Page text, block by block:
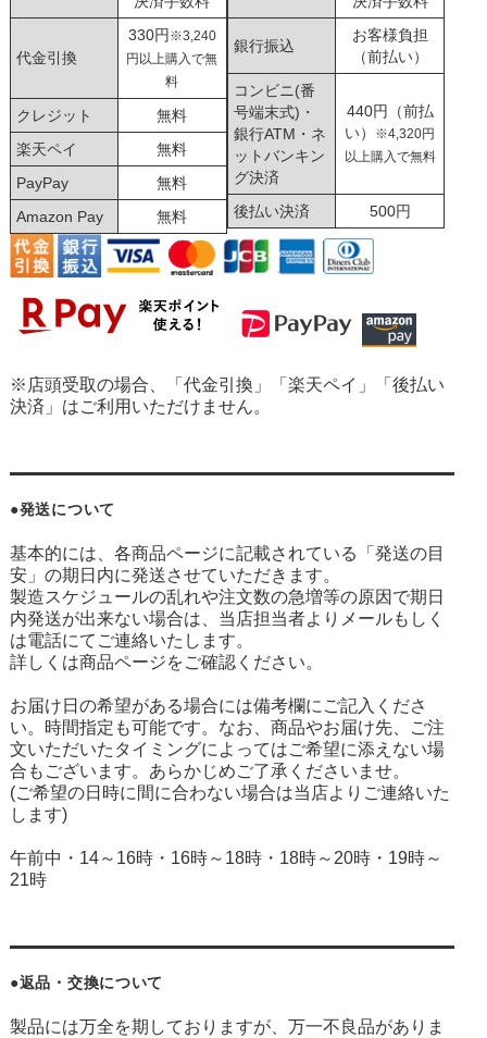
代金引換
330円 ※3,240
円以上購入で無
料
クレジット
無料
楽天ペイ
無料
PayPay
無料
Amazon Pay
無料
銀行振込
お客様負担
（前払い）
コンビニ(番
号端末式)・
銀行ATM・ネ
ットバンキン
グ決済
440円（前払
い）
※4,320円
以上購入で無料
後払い決済 500円
※店頭受取の場合、「代金引換」「楽天ペイ」「後払い
決済」はご利用いただけません。
●発送について
基本的には、各商品ページに記載されている「発送の目
安」の期日内に発送させていただきます。
製造スケジュールの乱れや注文数の急増等の原因で期日
内発送が出来ない場合は、当店担当者よりメールもしく
は電話にてご連絡いたします。
詳しくは商品ページをご確認ください。
お届け日の希望がある場合には備考欄にご記入くださ
い。時間指定も可能です。なお、商品やお届け先、ご注
文いただいたタイミングによってはご希望に添えない場
合もございます。あらかじめご了承くださいませ。
(ご希望の日時に間に合わない場合は当店よりご連絡いた
します)
午前中・14～16時・16時～18時・18時～20時・19時～
21時
●返品・交換について
製品には万全を期しておりますが、万一不良品がありま